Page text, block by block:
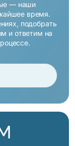
— наши
время.
подобрать
и ответим на